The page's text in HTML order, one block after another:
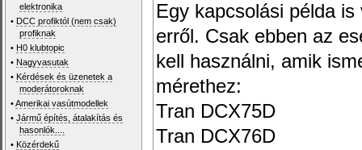
elektronika
• DCC profiktól (nem csak)
profiknak
• H0 klubtopic
• Nagyvasutak
• Kérdések és üzenetek a
moderátoroknak
•Amerikai vasútmodellek
•Jármű építés, átalakítás és
hasonlók....
• Közérdekű
Egy kapcsolási példa
erről. Csak ebben az
kell használni, amik
mérethez:
Tran DCX75D
Tran DCX76D